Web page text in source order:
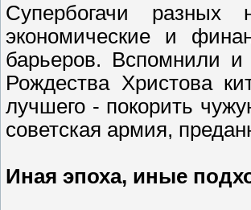
Супербогачи разных
экономические и
барьеров. Вспомнили
Рождества Христова
лучшего - покорить
советская армия,
Иная эпоха, иные